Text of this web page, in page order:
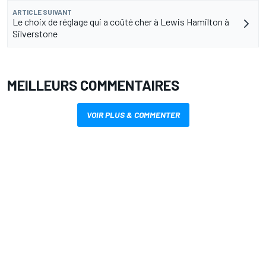
ARTICLE SUIVANT
Le choix de réglage qui a coûté cher à Lewis Hamilton à
Silverstone
MEILLEURS COMMENTAIRES
VOIR PLUS & COMMENTER